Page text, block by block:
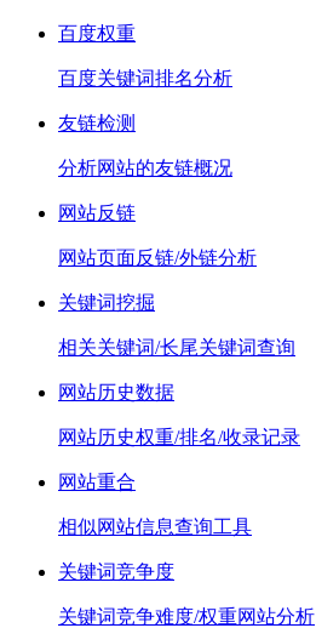
百度权重
百度关键词排名分析
友链检测
分析网站的友链概况
网站反链
网站页面反链/外链分析
关键词挖掘
相关关键词/长尾关键词查询
网站历史数据
网站历史权重/排名/收录记录
网站重合
相似网站信息查询工具
关键词竞争度
关键词竞争难度/权重网站分析